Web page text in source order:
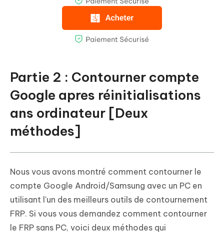
Partie 2 : Contourner compte
Google apres réinitialisations
ans ordinateur [Deux
méthodes]
Nous vous avons montré comment contourner le
compte Google Android/Samsung avec un PC en
utilisant l'un des meilleurs outils de contournement
FRP. Si vous vous demandez comment contourner
le FRP sans PC, voici deux méthodes qui